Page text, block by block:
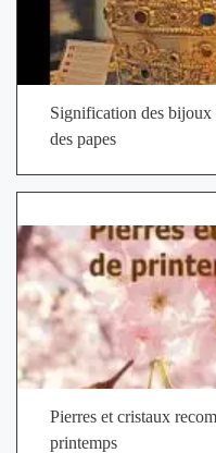
Signification des bijoux
des papes
Pierres et cristaux
printemps